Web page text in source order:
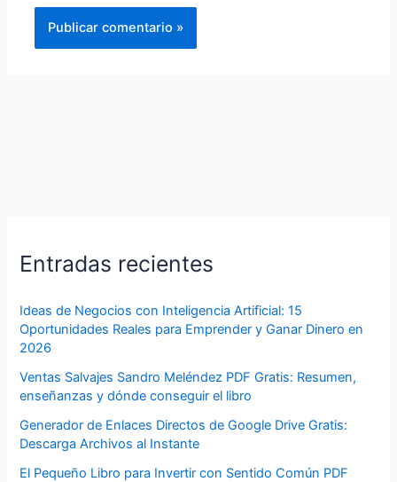
Entradas recientes
Ideas de Negocios con Inteligencia Artificial: 15
Oportunidades Reales para Emprender y Ganar Dinero en
2026
Ventas Salvajes Sandro Meléndez PDF Gratis: Resumen,
enseñanzas y dónde conseguir el libro
Generador de Enlaces Directos de Google Drive Gratis:
Descarga Archivos al Instante
El Pequeño Libro para Invertir con Sentido Común PDF